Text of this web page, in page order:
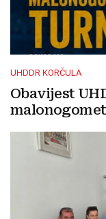
UHDDR KORČULA
Obavijest